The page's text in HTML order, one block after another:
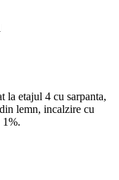
la etajul 4 cu sarpanta,
lemn, incalzire cu
1%.